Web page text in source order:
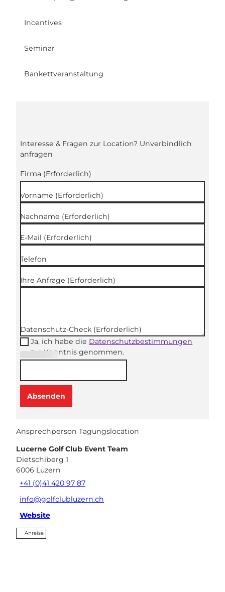
Incentives
Seminar
Bankettveranstaltung
Interesse & Fragen zur Location? Unverbindlich
anfragen
Firma (Erforderlich)
Vorname (Erforderlich)
Nachname (Erforderlich)
E-Mail (Erforderlich)
Telefon
Ihre Anfrage (Erforderlich)
Datenschutz-Check (Erforderlich)
Ja, ich habe die Datenschutzbestimmungen
zur Kenntnis genommen.
Absenden
Ansprechperson Tagungslocation
Lucerne Golf Club Event Team
Dietschiberg 1
6006 Luzern
+41 (0)41 420 97 87
info@golfclubluzern.ch
Website
Anreise